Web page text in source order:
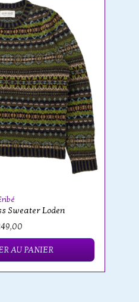
Sweater Loden
AU PANIER